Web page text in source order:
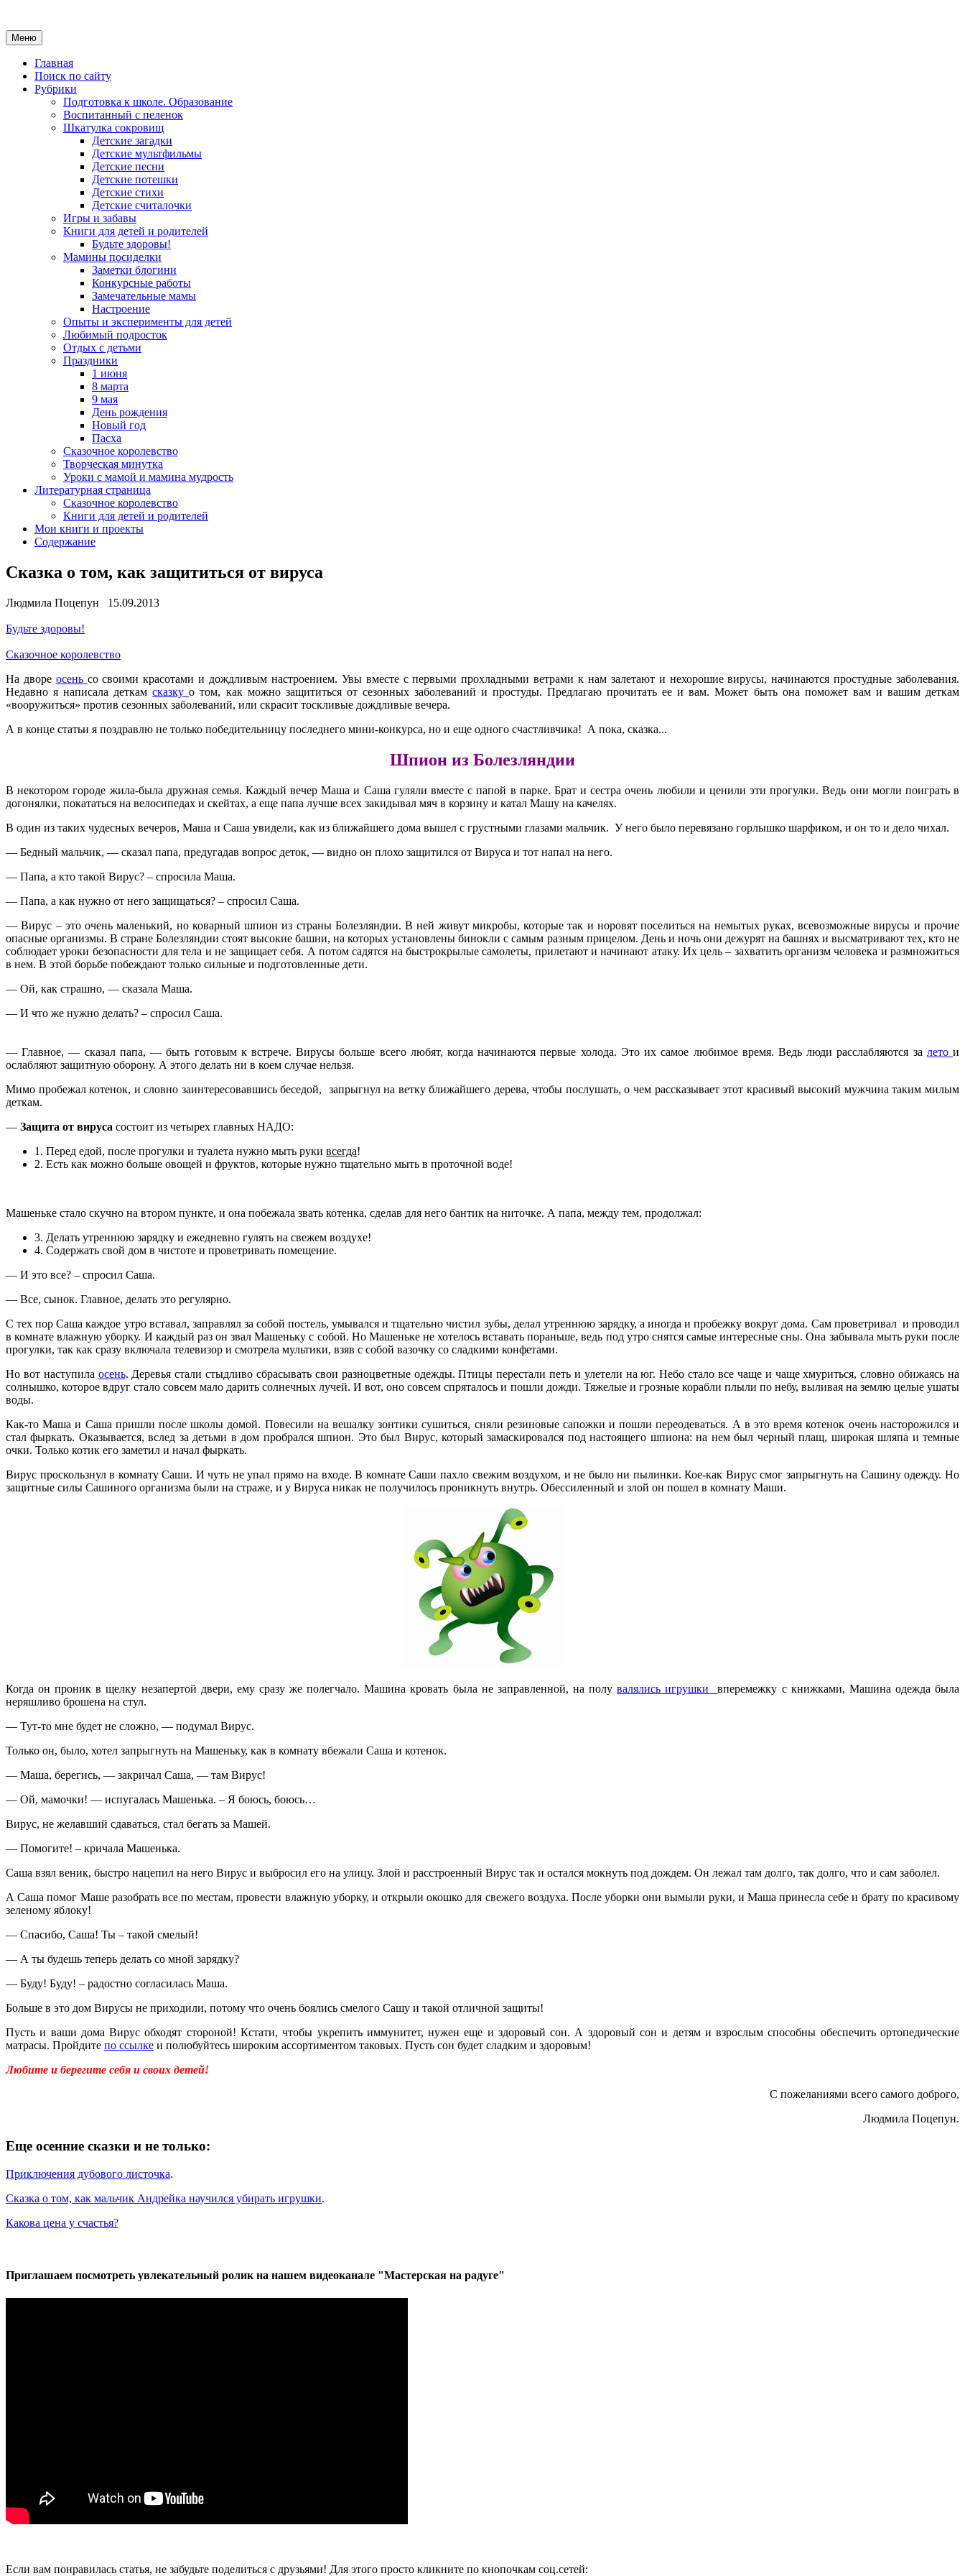
Меню
Главная
Поиск по сайту
Рубрики
Подготовка к школе. Образование
Воспитанный с пеленок
Шкатулка сокровищ
Детские загадки
Детские мультфильмы
Детские песни
Детские потешки
Детские стихи
Детские считалочки
Игры и забавы
Книги для детей и родителей
Будьте здоровы!
Мамины посиделки
Заметки блогини
Конкурсные работы
Замечательные мамы
Настроение
Опыты и эксперименты для детей
Любимый подросток
Отдых с детьми
Праздники
1 июня
8 марта
9 мая
День рождения
Новый год
Пасха
Сказочное королевство
Творческая минутка
Уроки с мамой и мамина мудрость
Литературная страница
Сказочное королевство
Книги для детей и родителей
Мои книги и проекты
Содержание
Сказка о том, как защититься от вируса
Людмила Поцепун 15.09.2013
Будьте здоровы!
Сказочное королевство
На дворе осень со своими красотами и дождливым настроением. Увы вместе с первыми прохладными ветрами к нам залетают и нехорошие вирусы, начинаются простудные заболевания.
Недавно я написала деткамсказкуо том, как можно защититься от сезонных заболеваний и простуды. Предлагаю прочитать ее и вам. Может быть она поможет вам и вашим деткам
«вооружиться» против сезонных заболеваний, или скрасит тоскливые дождливые вечера.
А в конце статьи я поздравлю не только победительницу последнего мини-конкурса, но и еще одного счастливчика! А пока, сказка...
Шпион из Болезляндии
В некотором городе жила-была дружная семья. Каждый вечер Маша и Саша гуляли вместе с папой в парке. Брат и сестра очень любили и ценили эти прогулки. Ведь они могли поиграть в
догонялки, покататься на велосипедах и скейтах, а еще папа лучше всех закидывал мяч в корзину и катал Машу на качелях.
В один из таких чудесных вечеров, Маша и Саша увидели, как из ближайшего дома вышел с грустными глазами мальчик. У него было перевязано горлышко шарфиком, и он то и дело чихал.
— Бедный мальчик, — сказал папа, предугадав вопрос деток, — видно он плохо защитился от Вируса и тот напал на него.
— Папа, а кто такой Вирус? – спросила Маша.
— Папа, а как нужно от него защищаться? – спросил Саша.
— Вирус – это очень маленький, но коварный шпион из страны Болезляндии. В ней живут микробы, которые так и норовят поселиться на немытых руках, всевозможные вирусы и прочие
опасные организмы. В стране Болезляндии стоят высокие башни, на которых установлены бинокли с самым разным прицелом. День и ночь они дежурят на башнях и высматривают тех, кто не
соблюдает уроки безопасности для тела и не защищает себя. А потом садятся на быстрокрылые самолеты, прилетают и начинают атаку. Их цель – захватить организм человека и размножиться
в нем. В этой борьбе побеждают только сильные и подготовленные дети.
— Ой, как страшно, — сказала Маша.
— И что же нужно делать? – спросил Саша.
— Главное, — сказал папа, — быть готовым к встрече. Вирусы больше всего любят, когда начинаются первые холода. Это их самое любимое время. Ведь люди расслабляются за летои
ослабляют защитную оборону. А этого делать ни в коем случае нельзя.
Мимо пробежал котенок, и словно заинтересовавшись беседой, запрыгнул на ветку ближайшего дерева, чтобы послушать, о чем рассказывает этот красивый высокий мужчина таким милым
деткам.
— Защита от вируса состоит из четырех главных НАДО:
1. Перед едой, после прогулки и туалета нужно мыть руки всегда!
2. Есть как можно больше овощей и фруктов, которые нужно тщательно мыть в проточной воде!
Машеньке стало скучно на втором пункте, и она побежала звать котенка, сделав для него бантик на ниточке. А папа, между тем, продолжал:
3. Делать утреннюю зарядку и ежедневно гулять на свежем воздухе!
4. Содержать свой дом в чистоте и проветривать помещение.
— И это все? – спросил Саша.
— Все, сынок. Главное, делать это регулярно.
С тех пор Саша каждое утро вставал, заправлял за собой постель, умывался и тщательно чистил зубы, делал утреннюю зарядку, а иногда и пробежку вокруг дома. Сам проветривал и проводил
в комнате влажную уборку. И каждый раз он звал Машеньку с собой. Но Машеньке не хотелось вставать пораньше, ведь под утро снятся самые интересные сны. Она забывала мыть руки после
прогулки, так как сразу включала телевизор и смотрела мультики, взяв с собой вазочку со сладкими конфетами.
Но вот наступила осень. Деревья стали стыдливо сбрасывать свои разноцветные одежды. Птицы перестали петь и улетели на юг. Небо стало все чаще и чаще хмуриться, словно обижаясь на
солнышко, которое вдруг стало совсем мало дарить солнечных лучей. И вот, оно совсем спряталось и пошли дожди. Тяжелые и грозные корабли плыли по небу, выливая на землю целые ушаты
воды.
Как-то Маша и Саша пришли после школы домой. Повесили на вешалку зонтики сушиться, сняли резиновые сапожки и пошли переодеваться. А в это время котенок очень насторожился и
стал фыркать. Оказывается, вслед за детьми в дом пробрался шпион. Это был Вирус, который замаскировался под настоящего шпиона: на нем был черный плащ, широкая шляпа и темные
очки. Только котик его заметил и начал фыркать.
Вирус проскользнул в комнату Саши. И чуть не упал прямо на входе. В комнате Саши пахло свежим воздухом, и не было ни пылинки. Кое-как Вирус смог запрыгнуть на Сашину одежду. Но
защитные силы Сашиного организма были на страже, и у Вируса никак не получилось проникнуть внутрь. Обессиленный и злой он пошел в комнату Маши.
Когда он проник в щелку незапертой двери, ему сразу же полегчало. Машина кровать была не заправленной, на полувалялись игрушкивперемежку с книжками, Машина одежда была
неряшливо брошена на стул.
— Тут-то мне будет не сложно, — подумал Вирус.
Только он, было, хотел запрыгнуть на Машеньку, как в комнату вбежали Саша и котенок.
— Маша, берегись, — закричал Саша, — там Вирус!
— Ой, мамочки! — испугалась Машенька. – Я боюсь, боюсь…
Вирус, не желавший сдаваться, стал бегать за Машей.
— Помогите! – кричала Машенька.
Саша взял веник, быстро нацепил на него Вирус и выбросил его на улицу. Злой и расстроенный Вирус так и остался мокнуть под дождем. Он лежал там долго, так долго, что и сам заболел.
А Саша помог Маше разобрать все по местам, провести влажную уборку, и открыли окошко для свежего воздуха. После уборки они вымыли руки, и Маша принесла себе и брату по красивому
зеленому яблоку!
— Спасибо, Саша! Ты – такой смелый!
— А ты будешь теперь делать со мной зарядку?
— Буду! Буду! – радостно согласилась Маша.
Больше в это дом Вирусы не приходили, потому что очень боялись смелого Сашу и такой отличной защиты!
Пусть и ваши дома Вирус обходят стороной! Кстати, чтобы укрепить иммунитет, нужен еще и здоровый сон. А здоровый сон и детям и взрослым способны обеспечить ортопедические
матрасы. Пройдите по ссылке и полюбуйтесь широким ассортиментом таковых. Пусть сон будет сладким и здоровым!
Любите и берегите себя и своих детей!
С пожеланиями всего самого доброго,
Людмила Поцепун.
Еще осенние сказки и не только:
Приключения дубового листочка.
Сказка о том, как мальчик Андрейка научился убирать игрушки.
Какова цена у счастья?
Приглашаем посмотреть увлекательный ролик на нашем видеоканале "Мастерская на радуге"
Если вам понравилась статья, не забудьте поделиться с друзьями! Для этого просто кликните по кнопочкам соц.сетей: